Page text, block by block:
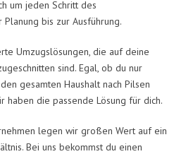
um jeden Schritt des
bis zur Ausführung.
Umzugslösungen, die auf deine
sind. Egal, ob du nur
gesamten Haushalt nach Pilsen
haben die passende Lösung für dich.
legen wir großen Wert auf ein
Bei uns bekommst du einen